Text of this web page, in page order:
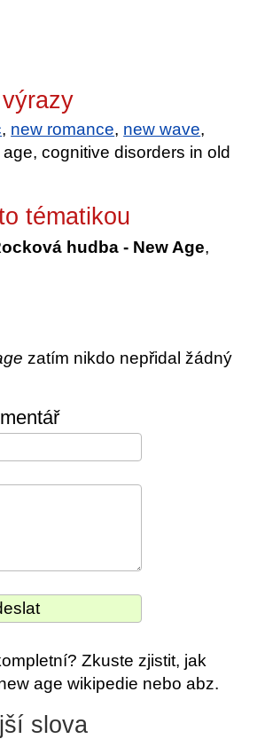
, new romance, new wave,
cognitive disorders in old
tématikou
hudba - New Age,
zatím nikdo nepřidal žádný
Zkuste zjistit, jak
age wikipedie nebo abz.
slova